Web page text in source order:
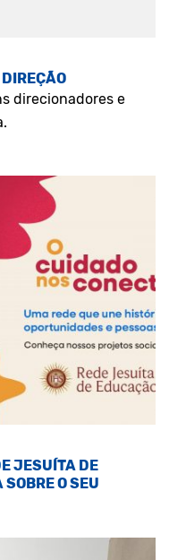
direcionadores e
JESUÍTA DE
O SEU